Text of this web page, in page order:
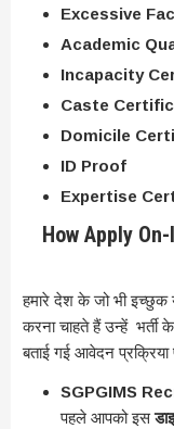
Excessive
Academic
Incapacity
Caste
Domicile
ID Proof
Expertise
How Apply
हमारे देश के जो भी इच्छुक
करना चाहते हैं उन्हें भर्ती
बताई गई आवेदन प्रक्रिया
SGPGIMS
पहले आपको इस